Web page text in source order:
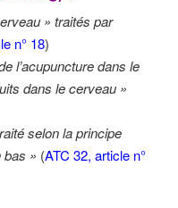
» traités par
n° 18)
l’acupuncture dans le
dans le cerveau »
selon la principe
bas » (ATC 32, article n°